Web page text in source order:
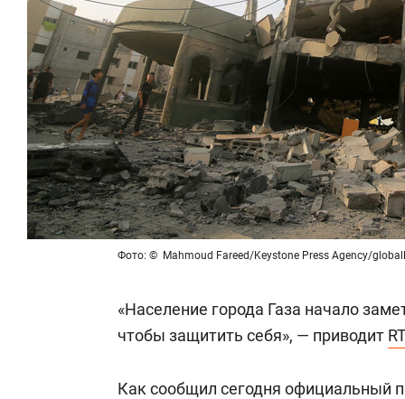
Фото: © Mahmoud Fareed/Keystone Press Agency/
«Население города Газа начало
чтобы защитить себя», — приводит
Как сообщил сегодня официальный